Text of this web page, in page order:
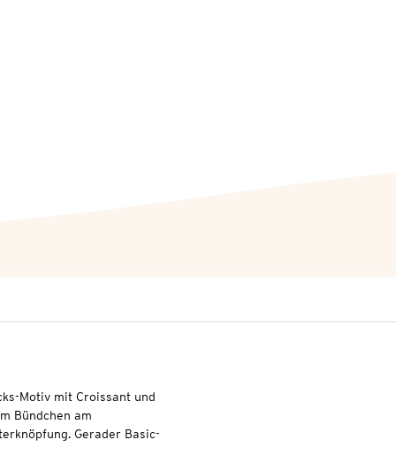
Motiv mit Croissant und
Bündchen am
Gerader Basic-